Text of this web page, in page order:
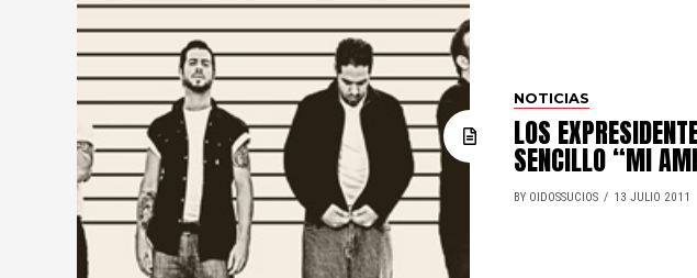
NOTICIAS
LOS
SENCILLO “MI
BY OIDOSSUCIOS 13 JULIO 2011